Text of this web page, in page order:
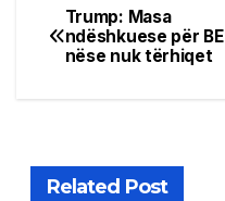
Post
navigation
Trump: Masa
ndëshkuese për BE
nëse nuk tërhiqet
Related Post